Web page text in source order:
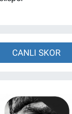
CANLI SKOR